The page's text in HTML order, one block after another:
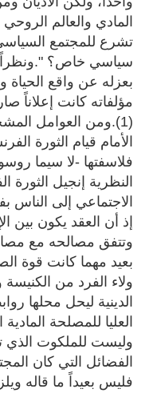
المادي والعالم
تشرع للمجتمع
سياسي خاص؟ ".ونظراً
بعزله عن واقع الحياة
مؤلفاته كانت إعلاناً
(1).ومن العوامل
الأمام قيام الثورة
فلاسفتها -لا سيما
النظرية إنجيل
الاجتماعي إلى الناس
إذ أن العقد يكون بين
وتتفق مصالحه مع
بعيد مهما كانت قوة
ولاء الفرد من
الدينية ليحل محلها
العليا للمصلحة المادية
وليست للملكوت الذي
الفضائل التي كان
فليس بعيداً ما قاله